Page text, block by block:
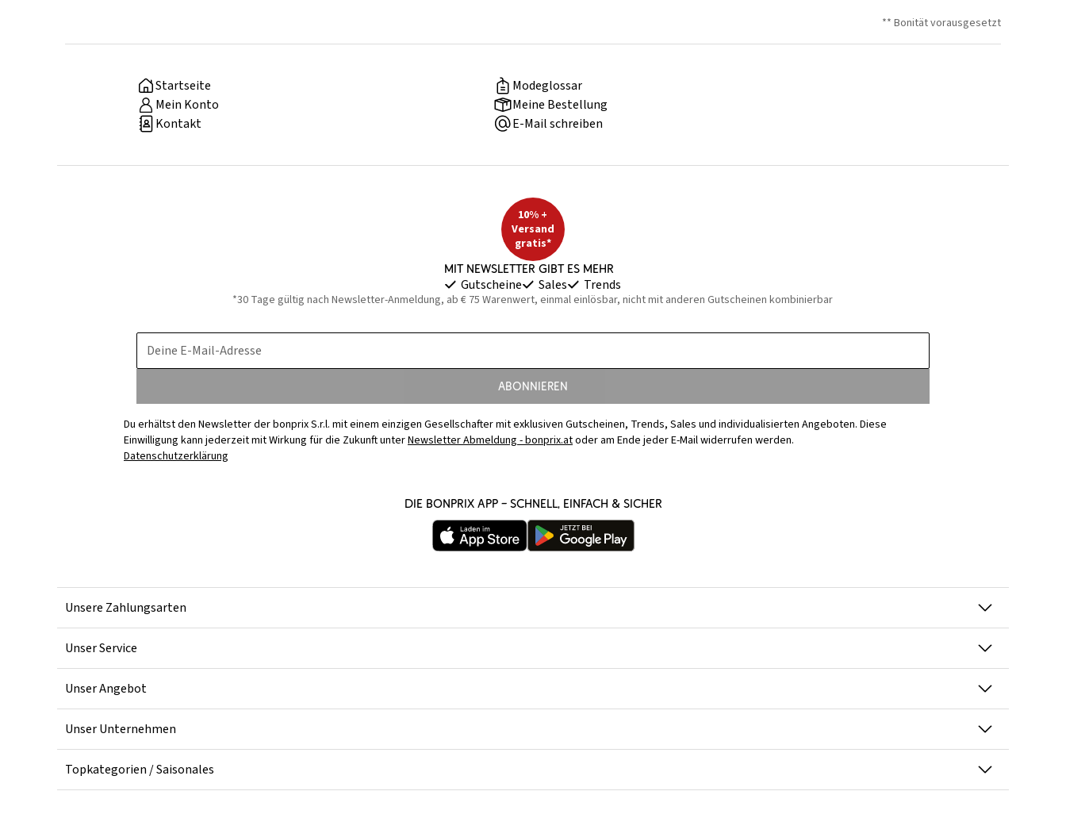
** Bonität vorausgesetzt
Startseite
Modeglossar
Mein Konto
Meine Bestellung
Kontakt
E-Mail schreiben
10% +
Versand
gratis*
Mit Newsletter gibt es mehr
Gutscheine Sales Trends
*30 Tage gültig nach Newsletter-Anmeldung, ab € 75 Warenwert, einmal einlösbar, nicht mit anderen Gutscheinen kombinierbar
Deine E-Mail-Adresse
Abonnieren
Du erhältst den Newsletter der bonprix S.r.l. mit einem einzigen Gesellschafter mit exklusiven Gutscheinen, Trends, Sales und individualisierten Angeboten. Diese
Einwilligung kann jederzeit mit Wirkung für die Zukunft unterNewsletter Abmeldung - bonprix.atoder am Ende jeder E-Mail widerrufen werden.
Datenschutzerklärung
Die bonprix App – schnell, einfach & sicher
Unsere Zahlungsarten
Unser Service
Unser Angebot
Unser Unternehmen
Topkategorien / Saisonales